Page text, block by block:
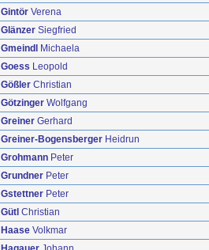
Gintör Verena
Glänzer Siegfried
Gmeindl
Michaela
Goess Leopold
Gößler Christian
Götzinger Wolfgang
Greiner Gerhard
Greiner-Bogensberger Heidrun
Grohmann Peter
Grundner Peter
Gstettner Peter
Gütl Christian
Haase Volkmar